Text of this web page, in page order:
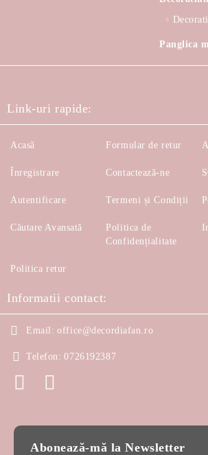
Panglica
Link-uri rapide:
Acasă
Înregistrare
Autentificare
Căutare Avansată
Formular de retur
Contactează-ne
Termeni și Condiții
Politica de
Confidențialitate
Politica retur
Informatii contact:
Email: office@decordiafan.ro
Telefon: 0726192387
Abonează-mă la Newsletter